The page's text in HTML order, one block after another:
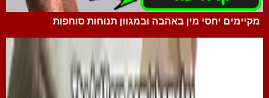
מקיימים יחסי מין באהבה ובמגוון תנוחות סוחפות